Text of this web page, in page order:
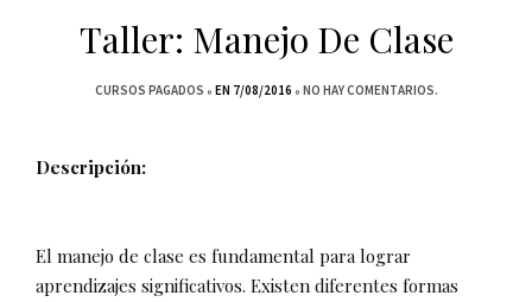
Taller: Manejo De Clase
CURSOS PAGADOS EN 7/08/2016 NO HAY COMENTARIOS.
Descripción:
El manejo de clase es fundamental para lograr
aprendizajes significativos. Existen diferentes formas